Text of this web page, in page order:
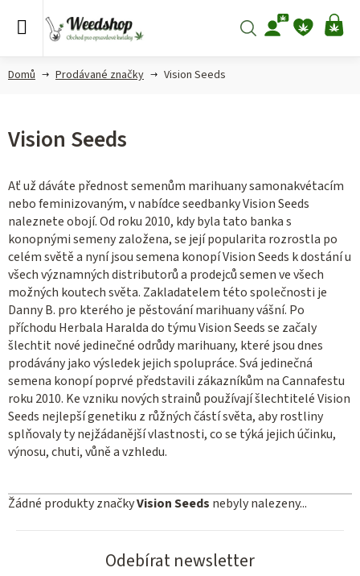
Hledat
Domů Prodávané značky Vision Seeds
Vision Seeds
Ať už dáváte přednost semenům marihuany samonakvétacím
nebo feminizovaným, v nabídce seedbanky Vision Seeds
naleznete obojí. Od roku 2010, kdy byla tato banka s
konopnými semeny založena, se její popularita rozrostla po
celém světě a nyní jsou semena konopí Vision Seeds k dostání u
všech významnýchdistributorů a prodejců semen ve všech
možných koutech světa. Zakladatelem této společnosti je
Danny B. pro kterého je pěstování marihuany vášní. Po
příchodu Herbala Haralda do týmu Vision Seeds se začaly
šlechtit nové jedinečné odrůdy marihuany, které jsou dnes
prodávány jako výsledek jejich spolupráce. Svá jedinečná
semena konopí poprvé představili zákazníkům na Cannafestu
roku 2010. Ke vzniku nových strainů používají šlechtitelé Vision
Seeds nejlepší genetiku z růžných částí světa, aby rostliny
splňovaly ty nejžádanější vlastnosti, co se týká jejich účinku,
výnosu, chuti, vůně a vzhledu.
Žádné produkty značkyVision Seeds nebyly nalezeny...
Odebírat newsletter